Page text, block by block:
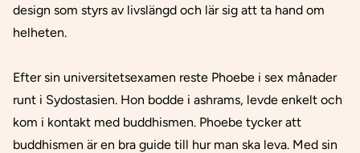
design som styrs av livslängd och lär sig att ta hand om
helheten.
Efter sin universitetsexamen reste Phoebe i sex månader
runt i Sydostasien. Hon bodde i ashrams, levde enkelt och
kom i kontakt med buddhismen. Phoebe tycker att
buddhismen är en bra guide till hur man ska leva. Med sin